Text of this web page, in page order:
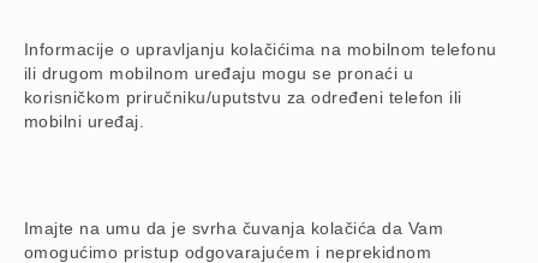
Informacije o upravljanju kolačićima na mobilnom telefonu
ili drugom mobilnom uređaju mogu se pronaći u
korisničkom priručniku/uputstvu za određeni telefon ili
mobilni uređaj.
Imajte na umu da je svrha čuvanja kolačića da Vam
omogućimo pristup odgovarajućem i neprekidnom